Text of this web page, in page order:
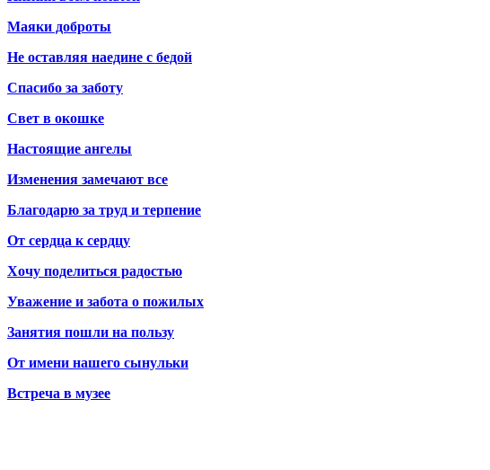
Маяки доброты
Не оставляя наедине с бедой
Спасибо за заботу
Свет в окошке
Настоящие ангелы
Изменения замечают все
Благодарю за труд и терпение
От сердца к сердцу
Хочу поделиться радостью
Уважение и забота о пожилых
Занятия пошли на пользу
От имени нашего сынульки
Встреча в музее